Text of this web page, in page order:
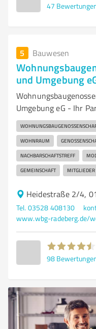
47
5 Bauwesen
und Umgebung
Umgebung eG - Ihr
WOHNRAUM
NACHBARSCHAFTSTREFF
GEMEINSCHAFT MITGLIEDER
Heidestraße 2/4,
Tel. 03528 408130
98